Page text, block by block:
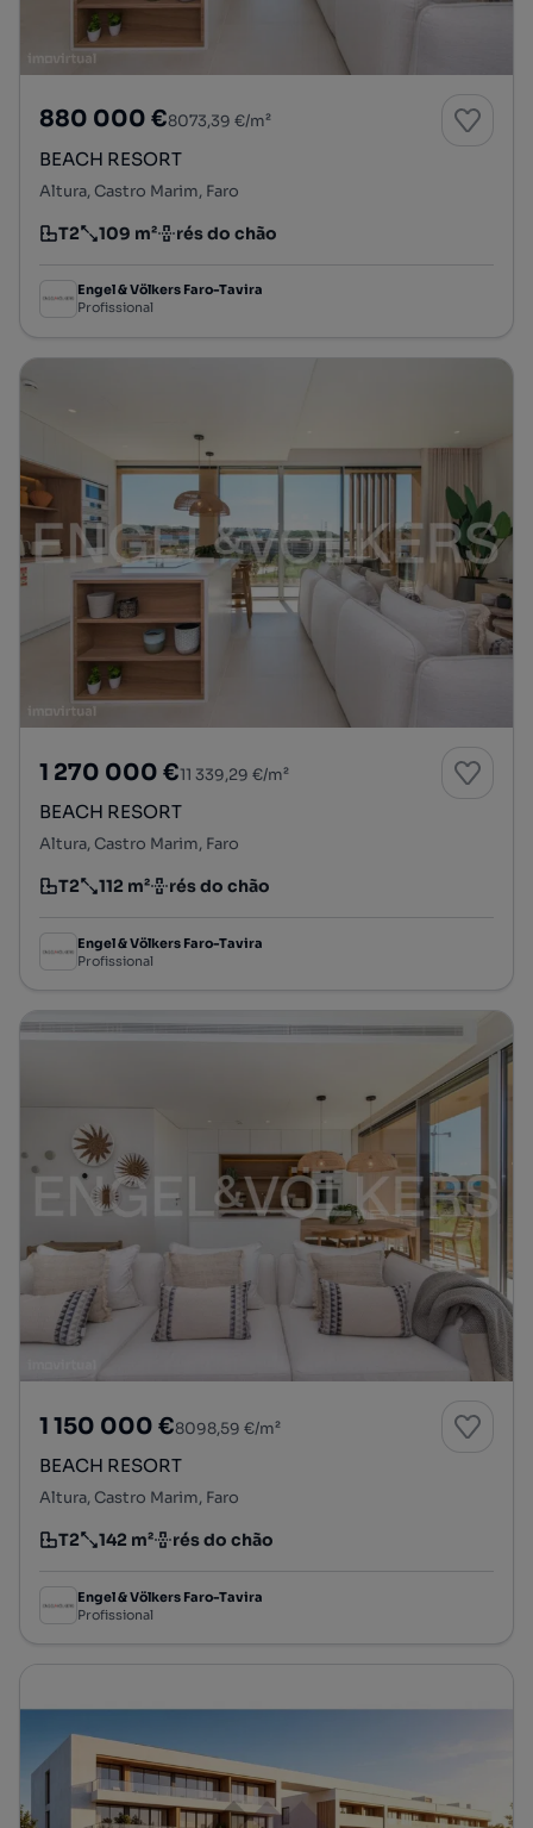
880 000 €8073,39 €/m²
BEACH RESORT
Altura, Castro Marim, Faro
Tipologia
T2
Preço por metro quadrado
109 m²
Andar rés do chão
Engel & Völkers Faro-Tavira
Profissional
1 270 000 €11 339,29 €/m²
BEACH RESORT
Altura, Castro Marim, Faro
Tipologia
T2
Preço por metro quadrado
112 m²
Andar rés do chão
Engel & Völkers Faro-Tavira
Profissional
1 150 000 €8098,59 €/m²
BEACH RESORT
Altura, Castro Marim, Faro
Tipologia
T2
Preço por metro quadrado
142 m²
Andar rés do chão
Engel & Völkers Faro-Tavira
Profissional